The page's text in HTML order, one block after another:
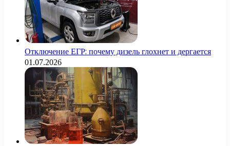
Отключение ЕГР: почему дизель глохнет и дергается
01.07.2026